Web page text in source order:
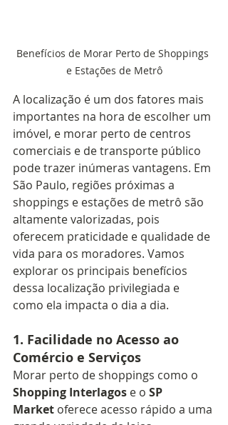
Benefícios de Morar Perto de Shoppings
e Estações de Metrô
A localização é um dos fatores mais
importantes na hora de escolher um
imóvel, e morar perto de centros
comerciais e de transporte público
pode trazer inúmeras vantagens. Em
São Paulo, regiões próximas a
shoppings e estações de metrô são
altamente valorizadas, pois
oferecem praticidade e qualidade de
vida para os moradores. Vamos
explorar os principais benefícios
dessa localização privilegiada e
como ela impacta o dia a dia.
1. Facilidade no Acesso ao
Comércio e Serviços
Morar perto de shoppings como o
Shopping Interlagos e o SP
Market oferece acesso rápido a uma